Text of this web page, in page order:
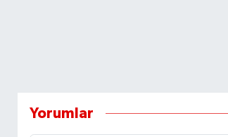
Yorumlar